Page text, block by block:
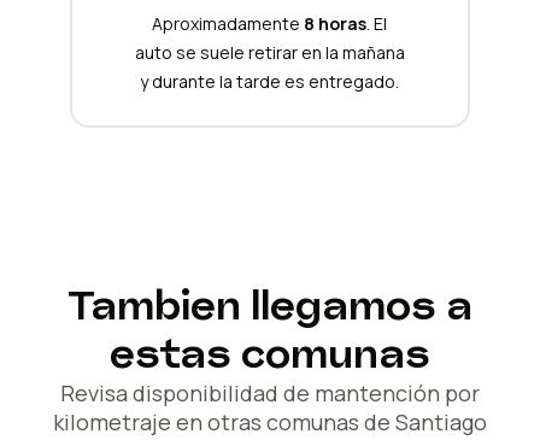
Aproximadamente 8 horas . El
auto se suele retirar en la mañana
y durante la tarde es entregado.
Tambien llegamos a
estas comunas
Revisa disponibilidad de mantención por
kilometraje en otras comunas de Santiago